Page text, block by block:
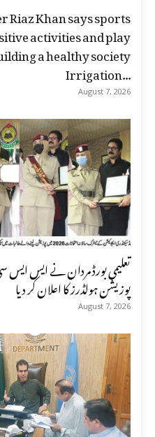
Khan says sports
activities and play
a healthy society
Irrigation...
August 7, 2026
پوزیشن ہولڈرز کا اعلان کر دیا
August 7, 2026